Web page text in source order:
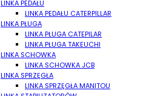
LINKA PEDAŁU
LINKA PEDAŁU CATERPILLAR
LINKA PŁUGA
LINKA PŁUGA CATEPILAR
LINKA PŁUGA TAKEUCHI
LINKA SCHOWKA
LINKA SCHOWKA JCB
LINKA SPRZĘGŁA
LINKA SPRZĘGŁA MANITOU